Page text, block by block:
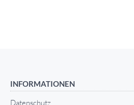
INFORMATIONEN
Datenschutz